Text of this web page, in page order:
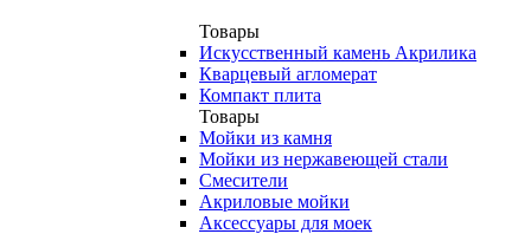
Товары
Искусственный камень Акрилика
Кварцевый агломерат
Компакт плита
Товары
Мойки из камня
Мойки из нержавеющей стали
Смесители
Акриловые мойки
Аксессуары для моек